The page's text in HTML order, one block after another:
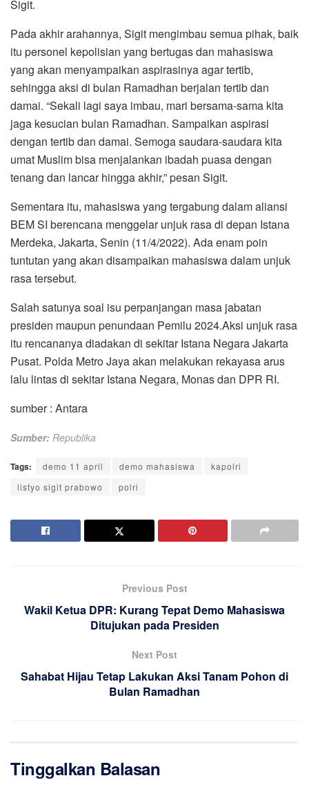
Sigit.
Pada akhir arahannya, Sigit mengimbau semua pihak, baik
itu personel kepolisian yang bertugas dan mahasiswa
yang akan menyampaikan aspirasinya agar tertib,
sehingga aksi di bulan Ramadhan berjalan tertib dan
damai. “Sekali lagi saya imbau, mari bersama-sama kita
jaga kesucian bulan Ramadhan. Sampaikan aspirasi
dengan tertib dan damai. Semoga saudara-saudara kita
umat Muslim bisa menjalankan ibadah puasa dengan
tenang dan lancar hingga akhir,” pesan Sigit.
Sementara itu, mahasiswa yang tergabung dalam aliansi
BEM SI berencana menggelar unjuk rasa di depan Istana
Merdeka, Jakarta, Senin (11/4/2022). Ada enam poin
tuntutan yang akan disampaikan mahasiswa dalam unjuk
rasa tersebut.
Salah satunya soal isu perpanjangan masa jabatan
presiden maupun penundaan Pemilu 2024.Aksi unjuk rasa
itu rencananya diadakan di sekitar Istana Negara Jakarta
Pusat. Polda Metro Jaya akan melakukan rekayasa arus
lalu lintas di sekitar Istana Negara, Monas dan DPR RI.
sumber : Antara
Sumber: Republika
Tags: demo 11 april demo mahasiswa
kapolri
listyo sigit prabowo
polri
Previous Post
Wakil Ketua DPR: Kurang Tepat Demo Mahasiswa
Ditujukan pada Presiden
Next Post
Sahabat Hijau Tetap Lakukan Aksi Tanam Pohon di
Bulan Ramadhan
Tinggalkan Balasan